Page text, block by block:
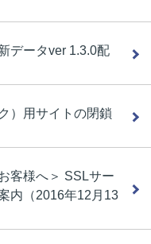
データver 1.3.0配
）用サイトの閉鎖
客様へ＞ SSLサー
内（2016年12月13